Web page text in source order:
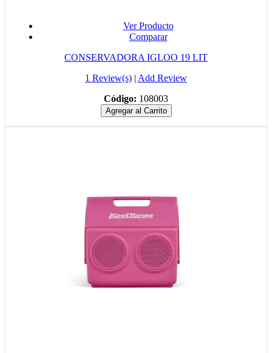
Ver Producto
Comparar
CONSERVADORA IGLOO 19 LIT
1 Review(s) | Add Review
Código: 108003
Agregar al Carrito